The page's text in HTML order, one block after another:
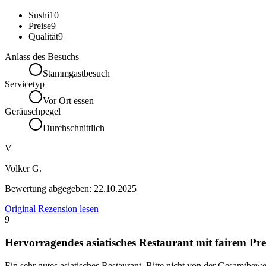
Sushi10
Preise9
Qualität9
Anlass des Besuchs
Stammgastbesuch
Servicetyp
Vor Ort essen
Geräuschpegel
Durchschnittlich
V
Volker G.
Bewertung abgegeben: 22.10.2025
Original Rezension lesen
9
Hervorragendes asiatisches Restaurant mit fairem